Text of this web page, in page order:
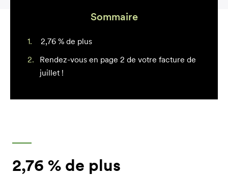
Sommaire
2,76 % de plus
Rendez-vous en page 2 de votre facture de
juillet !
2,76 % de plus